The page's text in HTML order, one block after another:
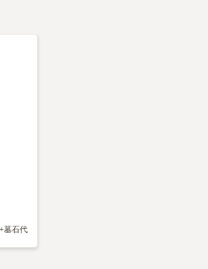
い、安いものが悪い、という訳ではあ
が心から納得し、安心してお参りで
三池港インター」から車で約10分で
ージの「地図・交通アクセス」欄をご
す。資料請求や現地見学を通して、
てみることをおすすめします。
+墓石代